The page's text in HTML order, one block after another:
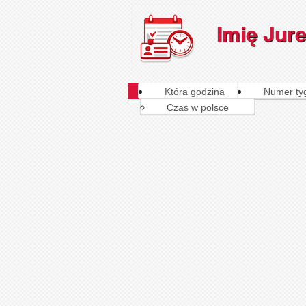
Imię
Która godzina
Czas w polsce
Numer